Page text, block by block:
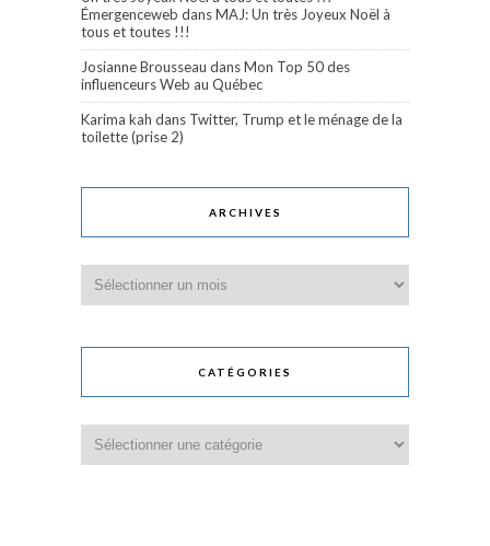
Émergenceweb dansMAJ: Un très Joyeux Noël à
tous et toutes !!!
Josianne Brousseau dansMon Top 50 des
influenceurs Web au Québec
Karima kah dans Twitter, Trump et le ménage de la
toilette (prise 2)
ARCHIVES
CATÉGORIES